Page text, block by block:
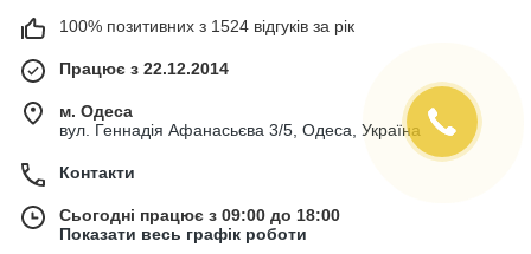
100% позитивних з 1524 відгуків за рік
Працює з 22.12.2014
м. Одеса
вул. Геннадія Афанасьєва 3/5, Одеса, Україна
Контакти
Сьогодні працює з 09:00 до 18:00
Показати весь графік роботи